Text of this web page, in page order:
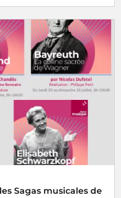
Sagas musicales de